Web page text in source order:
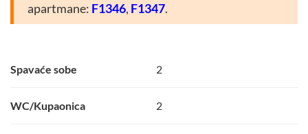
apartmane: F1346, F1347.
Spavaće sobe 2
WC/Kupaonica 2